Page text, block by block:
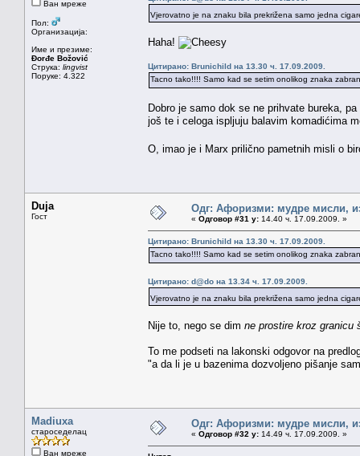
Ван мреже
Пол:
Организација:
Име и презиме:
Đorđe Božović
Струка: lingvist
Поруке: 4.322
Vjerovatno je na znaku bila prekrižena samo jedna
Haha!
Цитирано: Brunichild на 13.30 ч. 17.09.2009.
Tacno tako!!!! Samo kad se setim onolikog znaka
Dobro je samo dok se ne prihvate bureka,
još te i celoga ispljuju balavim komadićima
O, imao je i Marx prilično pametnih misli o
Duja
Гост
Одг: Афоризми: мудре мисли,
« Одговор #31 у: 14.40 ч. 17.09.2009. »
Цитирано: Brunichild на 13.30 ч. 17.09.2009.
Tacno tako!!!! Samo kad se setim onolikog znaka
Цитирано: d@do на 13.34 ч. 17.09.2009.
Vjerovatno je na znaku bila prekrižena samo jedna
Nije to, nego se dim ne prostire kroz granicu
To me podseti na lakonski odgovor na
"a da li je u bazenima dozvoljeno pišanje
Madiuxa
староседелац
Ван мреже
Одг: Афоризми: мудре мисли,
« Одговор #32 у: 14.49 ч. 17.09.2009. »